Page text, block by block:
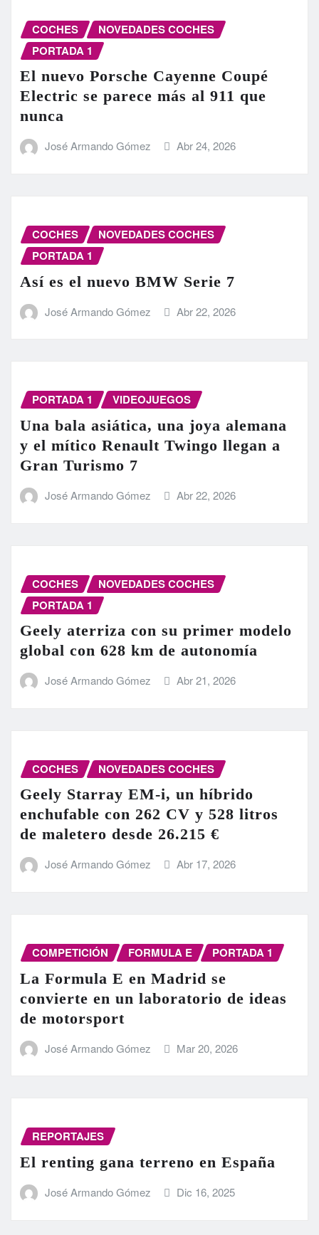
COCHES
NOVEDADES COCHES
PORTADA 1
El nuevo Porsche Cayenne Coupé
Electric se parece más al 911 que
nunca
José Armando Gómez Abr 24, 2026
COCHES
NOVEDADES COCHES
PORTADA 1
Así es el nuevo BMW Serie 7
José Armando Gómez Abr 22, 2026
PORTADA 1 VIDEOJUEGOS
Una bala asiática, una joya alemana
y el mítico Renault Twingo llegan a
Gran Turismo 7
José Armando Gómez Abr 22, 2026
COCHES
NOVEDADES COCHES
PORTADA 1
Geely aterriza con su primer modelo
global con 628 km de autonomía
José Armando Gómez Abr 21, 2026
COCHES NOVEDADES COCHES
Geely Starray EM-i, un híbrido
enchufable con 262 CV y 528 litros
de maletero desde 26.215 €
José Armando Gómez Abr 17, 2026
COMPETICIÓN FORMULA E PORTADA 1
La Formula E en Madrid se
convierte en un laboratorio de ideas
de motorsport
José Armando Gómez Mar 20, 2026
REPORTAJES
El renting gana terreno en España
José Armando Gómez Dic 16, 2025